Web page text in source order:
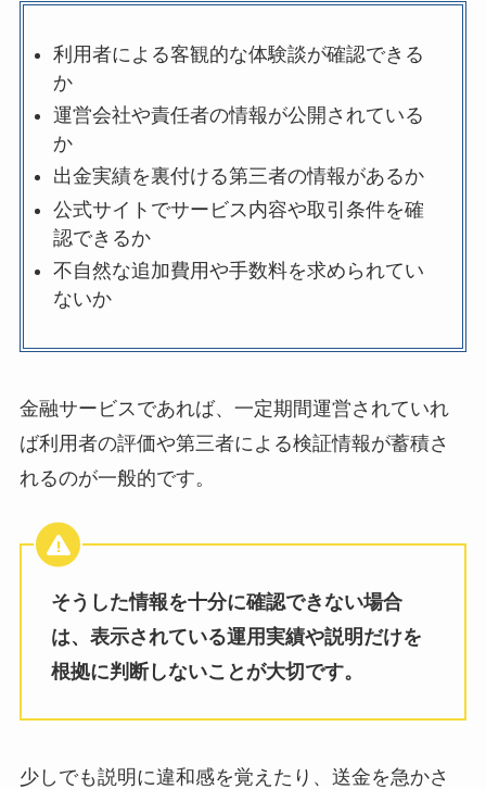
利用者による客観的な体験談が確認できる
か
運営会社や責任者の情報が公開されている
か
出金実績を裏付ける第三者の情報があるか
公式サイトでサービス内容や取引条件を確
認できるか
不自然な追加費用や手数料を求められてい
ないか
金融サービスであれば、一定期間運営されていれ
ば利用者の評価や第三者による検証情報が蓄積さ
れるのが一般的です。
そうした情報を十分に確認できない場合
は、表示されている運用実績や説明だけを
根拠に判断しないことが大切です。
少しでも説明に違和感を覚えたり、送金を急かさ